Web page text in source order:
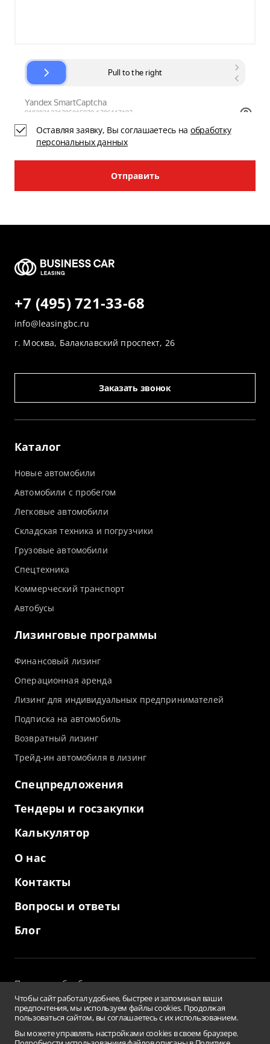
Отправить
Оставляя заявку, Вы соглашаетесь на обработку
персональных данных
Каталог
Новые автомобили
Автомобили с пробегом
Легковые автомобили
Складская техника и погрузчики
Грузовые автомобили
Спецтехника
Коммерческий транспорт
Автобусы
Лизинговые программы
Финансовый лизинг
Операционная аренда
Лизинг для индивидуальных предпринимателей
Подписка на автомобиль
Возвратный лизинг
Трейд-ин автомобиля в лизинг
Спецпредложения
Тендеры и госзакупки
Калькулятор
О нас
Контакты
Вопросы и ответы
Блог
+7 (495) 721-33-68
info@leasingbc.ru
г. Москва, Балаклавский проспект, 26
Заказать звонок
Политика обработки персональных данных
и использование файлов cookies
Пользовательское соглашение
Заверения и гарантии
Противодействие коррупции
Чтобы сайт работал удобнее, быстрее и запоминал ваши
предпочтения, мы используем файлы cookies. Продолжая
пользоваться сайтом, вы соглашаетесь с их использованием.
Вы можете управлять настройками cookies в своем браузере.